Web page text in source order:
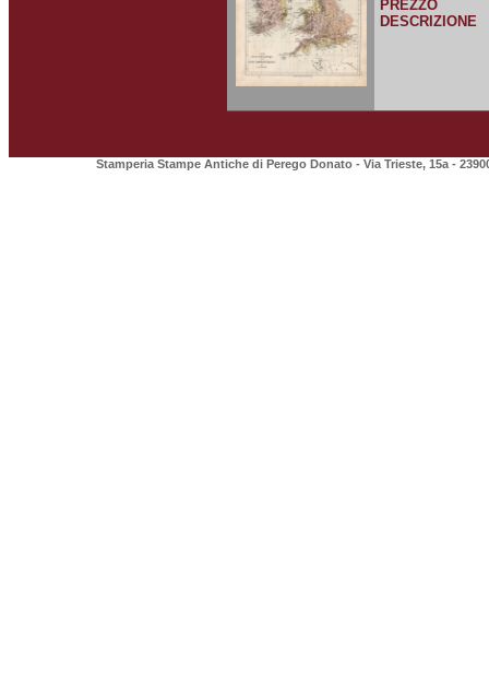
PREZZO
DESCRIZIONE
Stamperia Stampe Antiche di Perego Donato - Via Trieste, 15a -